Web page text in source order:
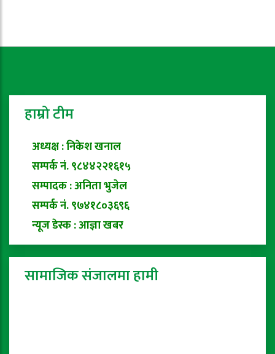
हाम्रो टीम
अध्यक्ष : निकेश खनाल
सम्पर्क नं. ९८४४२२१६१५
सम्पादक : अनिता भुजेल
सम्पर्क नं. ९७४१८०३६९६
न्यूज डेस्क : आज्ञा खबर
सामाजिक संजालमा हामी